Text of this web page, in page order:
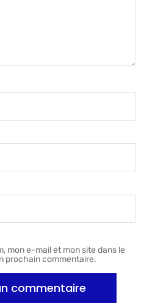
mon e-mail et mon site dans le
prochain commentaire.